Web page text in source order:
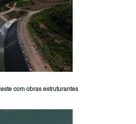
com obras estruturantes